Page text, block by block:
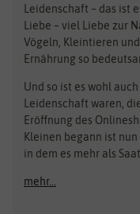
Obstsamen
Pilzbrut
Rasensamen
Steckzwiebeln
Zimmer & Kübelpflanzen
Kataloge
Schnäppchen
Anzucht &
Anzuchtschalen
Bingenheimer
Bionana
BIOWOL
Blumicorn
Bûten Birds
Leidenschaft – das ist
Liebe – viel Liebe zur
Vögeln, Kleintieren
Ernährung so
Und so ist es wohl
Leidenschaft waren,
Eröffnung des
Kleinen begann ist
in dem es mehr als
mehr...